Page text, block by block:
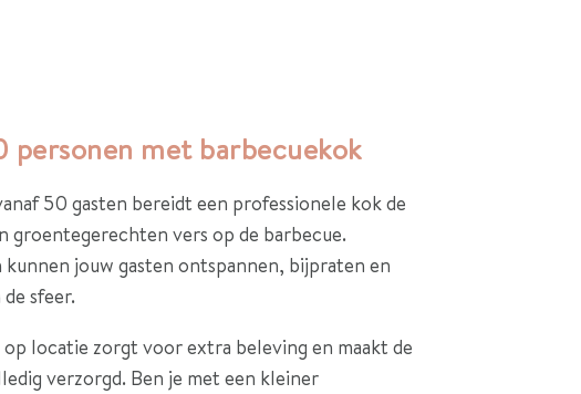
personen met barbecuekok
50 gasten bereidt een professionele kok de
groentegerechten vers op de barbecue.
jouw gasten ontspannen, bijpraten en
sfeer.
locatie zorgt voor extra beleving en maakt de
verzorgd. Ben je met een kleiner